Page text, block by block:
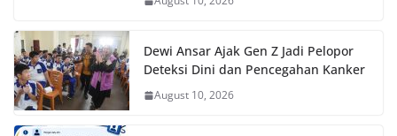
Dewi Ansar Ajak Gen Z Jadi Pelopor
Deteksi Dini dan Pencegahan Kanker
August 10, 2026